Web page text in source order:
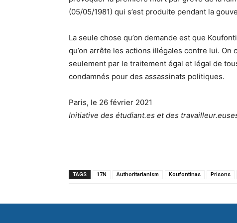
(05/05/1981) qui s’est produite pendant la
La seule chose qu’on demande est que
qu’on arrête les actions illégales contre lui.
seulement par le traitement égal et légal de
condamnés pour des assassinats politiques.
Paris, le 26 février 2021
Initiative des étudiant.es et des
TAGS 17N Authoritarianism Koufontinas Prisons